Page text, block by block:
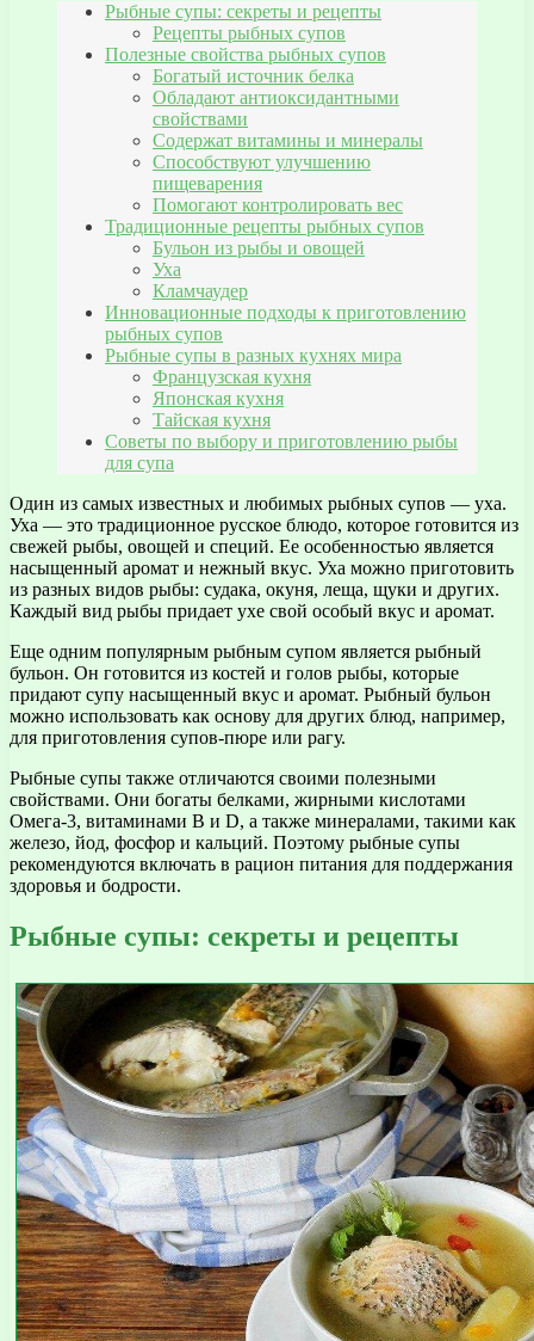
Рыбные супы: секреты и рецепты
Рецепты рыбных супов
Полезные свойства рыбных супов
Богатый источник белка
Обладают антиоксидантными
свойствами
Содержат витамины и минералы
Способствуют улучшению
пищеварения
Помогают контролировать вес
Традиционные рецепты рыбных супов
Бульон из рыбы и овощей
Уха
Кламчаудер
Инновационные подходы к приготовлению
рыбных супов
Рыбные супы в разных кухнях мира
Французская кухня
Японская кухня
Тайская кухня
Советы по выбору и приготовлению рыбы
для супа
Один из самых известных и любимых рыбных супов — уха.
Уха — это традиционное русское блюдо, которое готовится из
свежей рыбы, овощей и специй. Ее особенностью является
насыщенный аромат и нежный вкус. Уха можно приготовить
из разных видов рыбы: судака, окуня, леща, щуки и других.
Каждый вид рыбы придает ухе свой особый вкус и аромат.
Еще одним популярным рыбным супом является рыбный
бульон. Он готовится из костей и голов рыбы, которые
придают супу насыщенный вкус и аромат. Рыбный бульон
можно использовать как основу для других блюд, например,
для приготовления супов-пюре или рагу.
Рыбные супы также отличаются своими полезными
свойствами. Они богаты белками, жирными кислотами
Омега-3, витаминами B и D, а также минералами, такими как
железо, йод, фосфор и кальций. Поэтому рыбные супы
рекомендуются включать в рацион питания для поддержания
здоровья и бодрости.
Рыбные супы: секреты и рецепты